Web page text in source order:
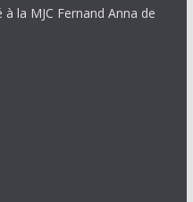
la MJC Fernand Anna de